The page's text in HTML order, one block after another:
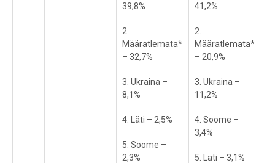
39,8%
2.
Määratlemata*
– 32,7%
3. Ukraina –
8,1%
4. Läti – 2,5%
5. Soome –
2,3%
41,2%
2.
Määratlemata*
– 20,9%
3. Ukraina –
11,2%
4. Soome –
3,4%
5. Läti – 3,1%